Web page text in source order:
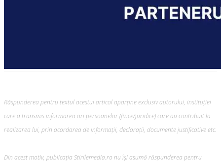
Răspunderea pentru textul acestui articol aparține exclusiv autorului, instituției
care a transmis informarea ori persoanelor (fizice/juridice) care au contribuit la
realizarea lui, prin acordarea de informații, declarații, documente justificative etc.
Din acest motiv, publicația Stirilemedia.ro nu își asumă răspunderea pentru